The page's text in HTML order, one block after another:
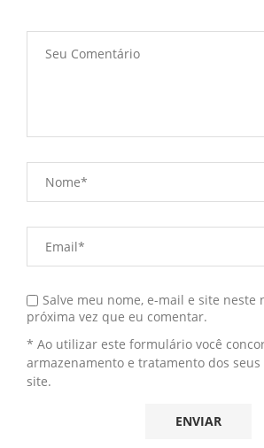
Salve meu nome, e-mail e site neste
próxima vez que eu comentar.
* Ao utilizar este formulário você
armazenamento e tratamento dos
site.